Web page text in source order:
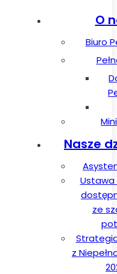
O
Biuro
Nasze
Ustawa
ze
z